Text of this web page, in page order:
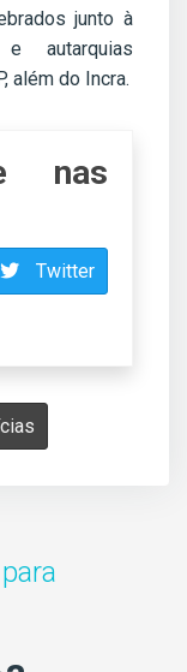
junto à
autarquias
além do Incra.
nas
Twitter